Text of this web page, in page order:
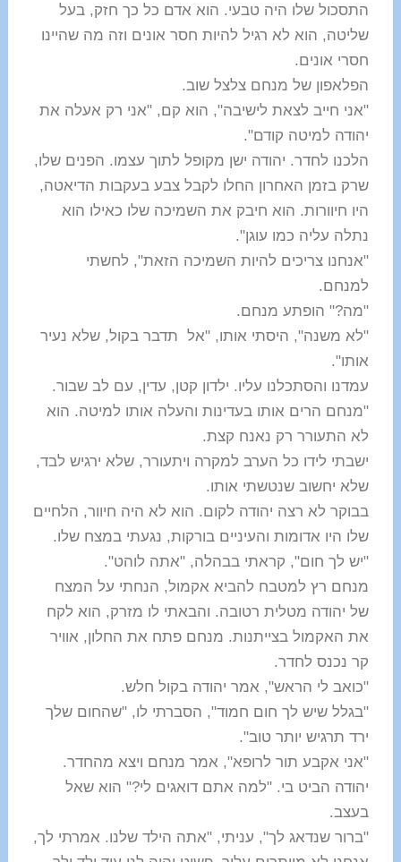
התסכול שלו היה טבעי. הוא אדם כל כך חזק, בעל
שליטה, הוא לא רגיל להיות חסר אונים וזה מה שהיינו
חסרי אונים.
הפלאפון של מנחם צלצל שוב.
"אני חייב לצאת לישיבה", הוא קם, "אני רק אעלה את
יהודה למיטה קודם".
הלכנו לחדר. יהודה ישן מקופל לתוך עצמו. הפנים שלו,
שרק בזמן האחרון החלו לקבל צבע בעקבות הדיאטה,
היו חיוורות. הוא חיבק את השמיכה שלו כאילו הוא
נתלה עליה כמו עוגן".
"אנחנו צריכים להיות השמיכה הזאת", לחשתי
למנחם.
"מה?" הופתע מנחם.
"לא משנה", היסתי אותו, "אל תדבר בקול, שלא נעיר
אותו".
עמדנו והסתכלנו עליו. ילדון קטן, עדין, עם לב שבור.
"מנחם הרים אותו בעדינות והעלה אותו למיטה. הוא
לא התעורר רק נאנח קצת.
ישבתי לידו כל הערב למקרה ויתעורר, שלא ירגיש לבד,
שלא יחשוב שנטשתי אותו.
בבוקר לא רצה יהודה לקום. הוא לא היה חיוור, הלחיים
שלו היו אדומות והעיניים בורקות, נגעתי במצח שלו.
"יש לך חום", קראתי בבהלה, "אתה לוהט".
מנחם רץ למטבח להביא אקמול, הנחתי על המצח
של יהודה מטלית רטובה. והבאתי לו מזרק, הוא לקח
את האקמול בצייתנות. מנחם פתח את החלון, אוויר
קר נכנס לחדר.
"כואב לי הראש", אמר יהודה בקול חלש.
"בגלל שיש לך חום חמוד", הסברתי לו, "שהחום שלך
ירד תרגיש יותר טוב".
"אני אקבע תור לרופא", אמר מנחם ויצא מהחדר.
יהודה הביט בי. "למה אתם דואגים לי?" הוא שאל
בעצב.
"ברור שנדאג לך", עניתי, "אתה הילד שלנו. אמרתי לך,